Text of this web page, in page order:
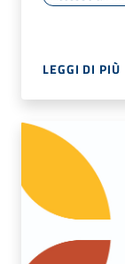
LEGGI DI PIÙ